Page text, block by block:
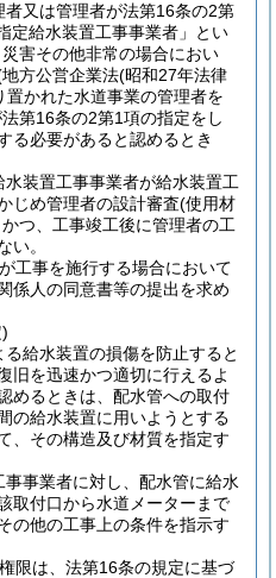
又は管理者が法第16条の2第
定給水装置工事事業者」とい
害その他非常の場合におい
方公営企業法(昭和27年法律
置かれた水道事業の管理者を
第16条の2第1項の指定をし
る必要があると認めるとき
装置工事事業者が給水装置工
じめ管理者の設計審査(使用材
つ、工事竣工後に管理者の工
い。
工事を施行する場合において
係人の同意書等の提出を求め
給水装置の損傷を防止すると
旧を迅速かつ適切に行えるよ
めるときは、配水管への取付
の給水装置に用いようとする
、その構造及び材質を指定す
事業者に対し、配水管に給水
取付口から水道メーターまで
の他の工事上の条件を指示す
限は、法第16条の規定に基づ